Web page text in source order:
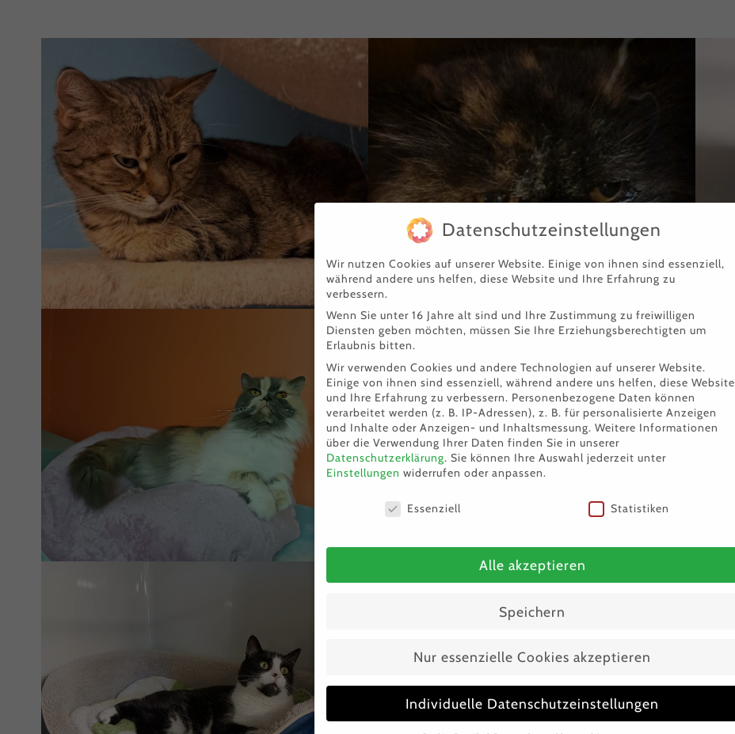
Rosi
Chanel
Fundkatze Pepita
Datenschutzeinstellungen
Wir nutzen Cookies auf unserer Website. Einige von ihnen sind essenziell,
während andere uns helfen, diese Website und Ihre Erfahrung zu
verbessern.
Wenn Sie unter 16 Jahre alt sind und Ihre Zustimmung zu freiwilligen
Diensten geben möchten, müssen Sie Ihre Erziehungsberechtigten um
Erlaubnis bitten.
Wir verwenden Cookies und andere Technologien auf unserer Website.
Einige von ihnen sind essenziell, während andere uns helfen, diese Website
und Ihre Erfahrung zu verbessern. Personenbezogene Daten können
verarbeitet werden (z. B. IP-Adressen), z. B. für personalisierte Anzeigen
und Inhalte oder Anzeigen- und Inhaltsmessung. Weitere Informationen
über die Verwendung Ihrer Daten finden Sie in unserer
Datenschutzerklärung. Sie können Ihre Auswahl jederzeit unter
Einstellungen widerrufen oder anpassen.
Datenschutzeinstellungen
Essenziell Statistiken
Alle akzeptieren
Speichern
Nur essenzielle Cookies akzeptieren
Individuelle Datenschutzeinstellungen